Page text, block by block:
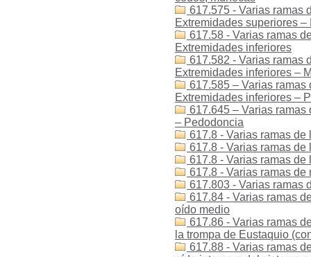
617.575 - Varias ramas
Extremidades superiores –
617.58 - Varias ramas
Extremidades inferiores
617.582 - Varias ramas
Extremidades inferiores –
617.585 – Varias
Extremidades inferiores –
617.645 – Varias
– Pedodoncia
617.8 - Varias ramas
617.8 - Varias ramas
617.8 - Varias ramas
617.8 - Varias ramas
617.803 - Varias ramas
617.84 - Varias ramas
oído medio
617.86 - Varias ramas
la trompa de Eustaquio
617.88 - Varias ramas